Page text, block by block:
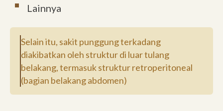
Lainnya
Selain itu, sakit punggung terkadang
diakibatkan oleh struktur di luar tulang
belakang, termasuk struktur retroperitoneal
(bagian belakang abdomen)